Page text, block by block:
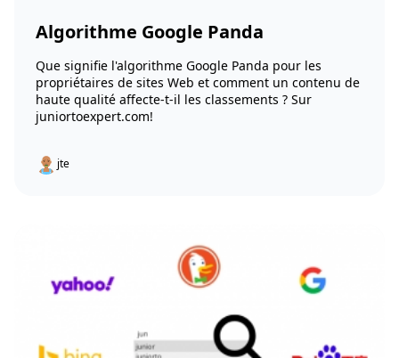
Algorithme Google Panda
Que signifie l'algorithme Google Panda pour les
propriétaires de sites Web et comment un contenu de
haute qualité affecte-t-il les classements ? Sur
juniortoexpert.com!
jte